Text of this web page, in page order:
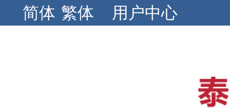
简体 繁体 用户中心